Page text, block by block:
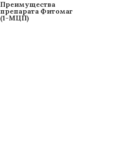
Преимущества
препарата Фитомаг
(1-МЦП)